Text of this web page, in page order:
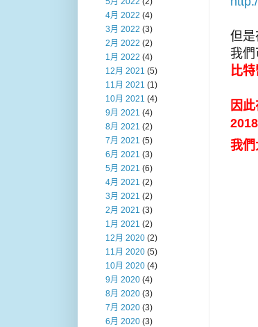
但是
我
比
因
我們
4月 2022 (4)
3月 2022 (3)
2月 2022 (2)
1月 2022 (4)
12月 2021 (5)
11月 2021 (1)
10月 2021 (4)
9月 2021 (4)
8月 2021 (2)
7月 2021 (5)
6月 2021 (3)
5月 2021 (6)
4月 2021 (2)
3月 2021 (2)
2月 2021 (3)
1月 2021 (2)
12月 2020 (2)
11月 2020 (5)
10月 2020 (4)
9月 2020 (4)
8月 2020 (3)
7月 2020 (3)
6月 2020 (3)